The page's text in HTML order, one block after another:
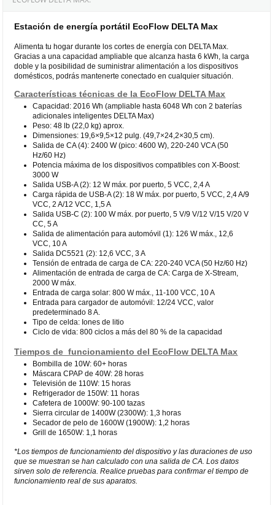
Estación de energía portátil EcoFlow DELTA Max
Alimenta tu hogar durante los cortes de energía con DELTA Max.
Gracias a una capacidad ampliable que alcanza hasta 6 kWh, la carga
doble y la posibilidad de suministrar alimentación a los dispositivos
domésticos, podrás mantenerte conectado en cualquier situación.
Características técnicas de la EcoFlow DELTA Max
Capacidad: 2016 Wh (ampliable hasta 6048 Wh con 2 baterías
adicionales inteligentes DELTA Max)
Peso: 48 lb (22,0 kg) aprox.
Dimensiones: 19,6×9,5×12 pulg. (49,7×24,2×30,5 cm).
Salida de CA (4): 2400 W (pico: 4600 W), 220-240 VCA (50
Hz/60 Hz)
Potencia máxima de los dispositivos compatibles con X-Boost:
3000 W
Salida USB-A (2): 12 W máx. por puerto, 5 VCC, 2,4 A
Carga rápida de USB-A (2): 18 W máx. por puerto, 5 VCC, 2,4 A/9
VCC, 2 A/12 VCC, 1,5 A
Salida USB-C (2): 100 W máx. por puerto, 5 V/9 V/12 V/15 V/20 V
CC, 5 A
Salida de alimentación para automóvil (1): 126 W máx., 12,6
VCC, 10 A
Salida DC5521 (2): 12,6 VCC, 3 A
Tensión de entrada de carga de CA: 220-240 VCA (50 Hz/60 Hz)
Alimentación de entrada de carga de CA: Carga de X-Stream,
2000 W máx.
Entrada de carga solar: 800 W máx., 11-100 VCC, 10 A
Entrada para cargador de automóvil: 12/24 VCC, valor
predeterminado 8 A.
Tipo de celda: Iones de litio
Ciclo de vida: 800 ciclos a más del 80 % de la capacidad
Tiempos de funcionamiento del EcoFlow DELTA Max
Bombilla de 10W: 60+ horas
Máscara CPAP de 40W: 28 horas
Televisión de 110W: 15 horas
Refrigerador de 150W: 11 horas
Cafetera de 1000W: 90-100 tazas
Sierra circular de 1400W (2300W): 1,3 horas
Secador de pelo de 1600W (1900W): 1,2 horas
Grill de 1650W: 1,1 horas
*Los tiempos de funcionamiento del dispositivo y las duraciones de uso
que se muestran se han calculado con una salida de CA. Los datos
sirven solo de referencia. Realice pruebas para confirmar el tiempo de
funcionamiento real de sus aparatos.